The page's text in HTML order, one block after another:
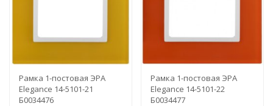
Рамка 1-постовая ЭРА
Elegance 14-5101-21
Б0034476
Рамка 1-постовая ЭРА
Elegance 14-5101-22
Б0034477